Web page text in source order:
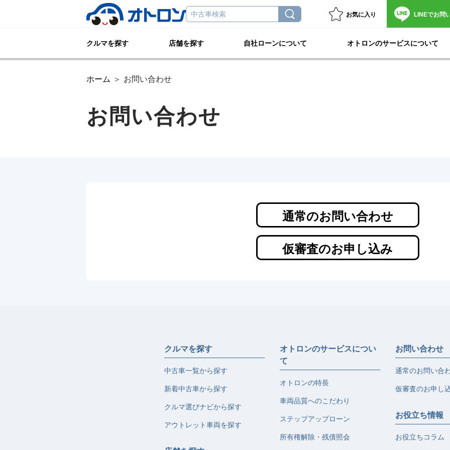
お気に入り LINEでお問
クルマを探す 店舗を探す 自社ローンについて オトロンのサービスについて
ホーム お問い合わせ
お問い合わせ
通常のお問い合わせ
仮審査のお申し込み
クルマを探す
中古車一覧から探す
新着中古車から探す
クルマ選びナビから探す
アウトレット車両を探す
オトロンのサービスについ
て
オトロンの特長
車両品質へのこだわり
ステップアップローン
所有権解除・残債照会
お問い合わせ
通常のお問い合
仮審査のお申し
お役立ち情報
お役立ちコラム